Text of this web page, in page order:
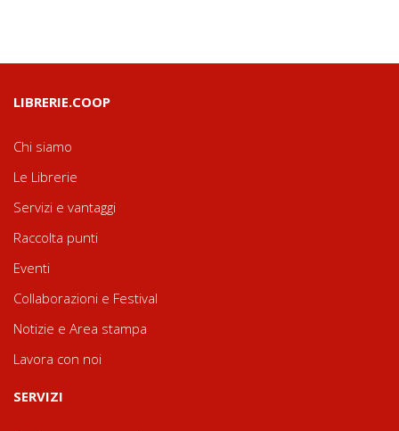
LIBRERIE.COOP
Chi siamo
Le Librerie
Servizi e vantaggi
Raccolta punti
Eventi
Collaborazioni e Festival
Notizie e Area stampa
Lavora con noi
SERVIZI